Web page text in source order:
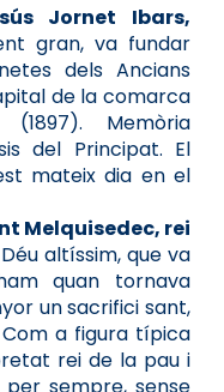
Jornet Ibars,
gran, va fundar
dels Ancians
de la comarca
Memòria
del Principat. El
mateix dia en el
Melquisedec, rei
altíssim, que va
quan tornava
un sacrifici sant,
a figura típica
rei de la pau i